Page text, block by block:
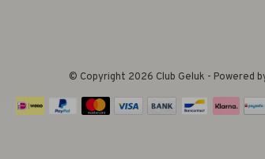
© Copyright 2026 Club Geluk - Powered